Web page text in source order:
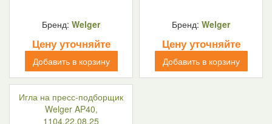
Бренд: Welger
Цену уточняйте
Добавить в корзину
Бренд: Welger
Цену уточняйте
Добавить в корзину
Игла на пресс-подборщик
Welger AP40,
1104.22.08.25